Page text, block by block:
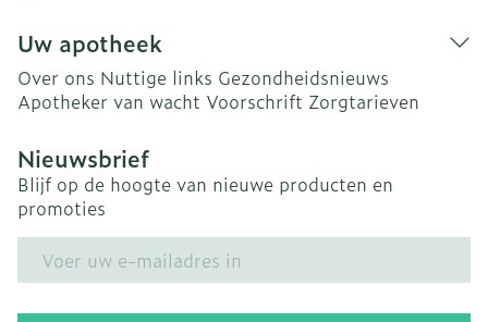
Uw apotheek
Over ons Nuttige links Gezondheidsnieuws
Apotheker van wacht Voorschrift Zorgtarieven
Nieuwsbrief
Blijf op de hoogte van nieuwe producten en
promoties